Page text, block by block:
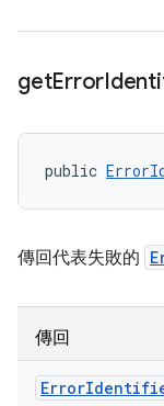
getError
public
傳回代表失敗的
傳回
Error